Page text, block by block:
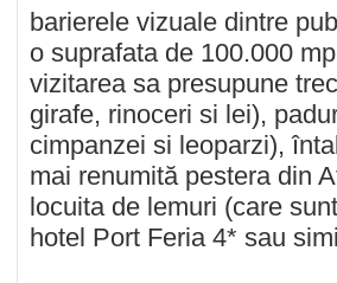
barierele vizuale dintre
o suprafata de 100.000
vizitarea sa presupune
girafe, rinoceri si lei),
cimpanzei si leoparzi),
mai renumită pestera din
locuita de lemuri (care
hotel Port Feria 4* sau